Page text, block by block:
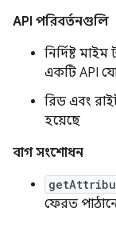
API পরিবর্তনগুলি
নির্দিষ্ট
একটি API
রিড এবং
হয়েছে
বাগ সংশোধন
ফেরত